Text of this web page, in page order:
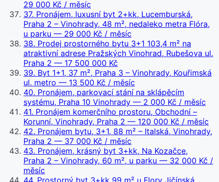
29 000 Kč / měsíc
37. Pronájem, luxusní byt 2+kk, Lucemburská,
Praha 2 – Vinohrady, 48 m², nedaleko metra Flóra,
u parku — 29 000 Kč / měsíc
38. Prodej prostorného bytu 3+1 103,4 m² na
atraktivní adrese Pražských Vinohrad, Rubešova ul.
Praha 2 — 17 500 000 Kč
39. Byt 1+1, 37 m², Praha 3 – Vinohrady, Kouřimská
ul. metro — 13 500 Kč / měsíc
40. Pronájem, parkovací stání na sklápěcím
systému, Praha 10 Vinohrady — 2 000 Kč / měsíc
41. Pronájem komerčního prostoru, Obchodní –
Korunní, Vinohrady, Praha 2 — 120 000 Kč / měsíc
42. Pronájem bytu, 3+1, 88 m² – Italská, Vinohrady,
Praha 2 — 37 000 Kč / měsíc
43. Pronájem, krásný byt 3+kk, Na Kozačce,
Praha 2 – Vinohrady, 60 m², u parku — 32 000 Kč /
měsíc